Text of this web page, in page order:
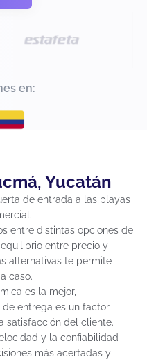
en:
Yucatán
de entrada a las playas
entre distintas opciones de
entre precio y
alternativas te permite
caso.
es la mejor,
entrega es un factor
satisfacción del cliente.
y la confiabilidad
más acertadas y